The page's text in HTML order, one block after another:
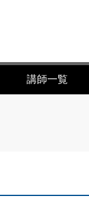
講師一覧